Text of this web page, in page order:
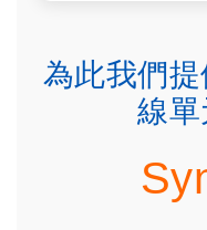
為此我們
線